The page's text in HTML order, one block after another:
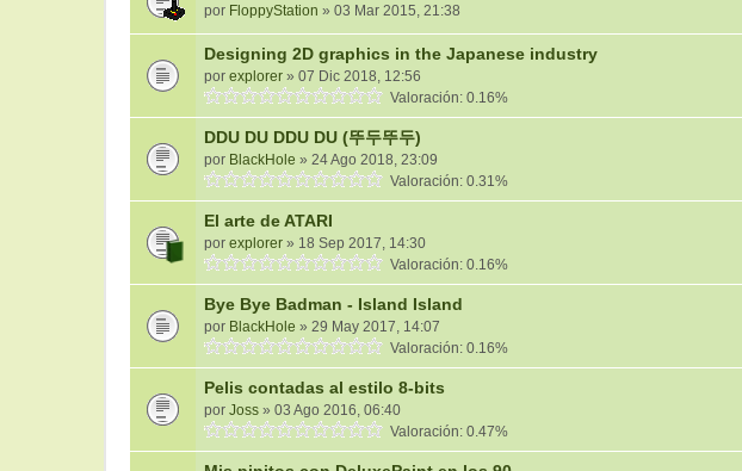
por FloppyStation » 03 Mar 2015, 21:38
Designing 2D graphics in the Japanese industry
por explorer » 07 Dic 2018, 12:56
Valoración: 0.16%
DDU DU DDU DU (뚜두뚜두)
por BlackHole » 24 Ago 2018, 23:09
Valoración: 0.31%
El arte de ATARI
por explorer » 18 Sep 2017, 14:30
Valoración: 0.16%
Bye Bye Badman - Island Island
por BlackHole » 29 May 2017, 14:07
Valoración: 0.16%
Pelis contadas al estilo 8-bits
por Joss » 03 Ago 2016, 06:40
Valoración: 0.47%